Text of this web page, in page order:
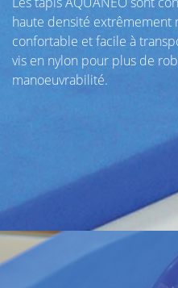
haute densité extrêmement
confortable et facile à
vis en nylon pour plus de
manoeuvrabilité.